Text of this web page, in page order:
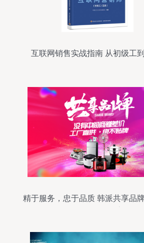
互联网销售实战指南 从初级工
精于服务，忠于品质 韩派共享品